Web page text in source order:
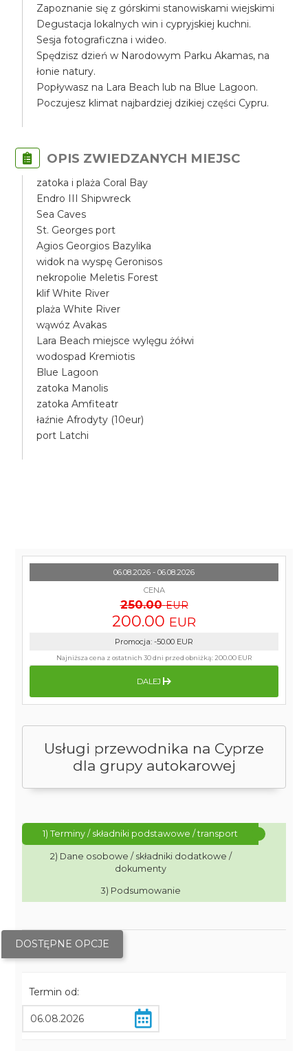
Zapoznanie się z górskimi stanowiskami wiejskimi
Degustacja lokalnych win i cypryjskiej kuchni.
Sesja fotograficzna i wideo.
Spędzisz dzień w Narodowym Parku Akamas, na
łonie natury.
Popływasz na Lara Beach lub na Blue Lagoon.
Poczujesz klimat najbardziej dzikiej części Cypru.
OPIS ZWIEDZANYCH MIEJSC
zatoka i plaża Coral Bay
Endro III Shipwreck
Sea Caves
St. Georges port
Agios Georgios Bazylika
widok na wyspę Geronisos
nekropolie Meletis Forest
klif White River
plaża White River
wąwóz Avakas
Lara Beach miejsce wylęgu żółwi
wodospad Kremiotis
Blue Lagoon
zatoka Manolis
zatoka Amfiteatr
łaźnie Afrodyty (10eur)
port Latchi
Usługi przewodnika na Cyprze
dla grupy autokarowej
1) Terminy / składniki podstawowe / transport
2) Dane osobowe / składniki dodatkowe /
dokumenty
3) Podsumowanie
DOSTĘPNE OPCJE
Termin od:
06.08.2026 - 06.08.2026
CENA
250.00 EUR
200.00 EUR
Promocja: -50.00 EUR
Najniższa cena z ostatnich 30 dni przed obniżką: 200.00 EUR
DALEJ